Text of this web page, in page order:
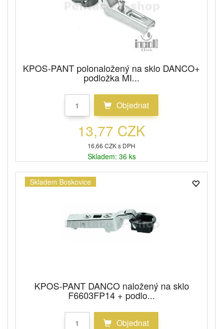
KPOS-PANT polonaložený na sklo DANCO+
podložka MI...
Objednat
13,77 CZK
16,66 CZK s DPH
Skladem: 36 ks
Skladem Boskovice
KPOS-PANT DANCO naložený na sklo
F6603FP14 + podlo...
Objednat